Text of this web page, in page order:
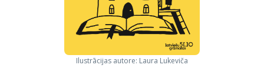
Ilustrācijas autore: Laura Lukeviča